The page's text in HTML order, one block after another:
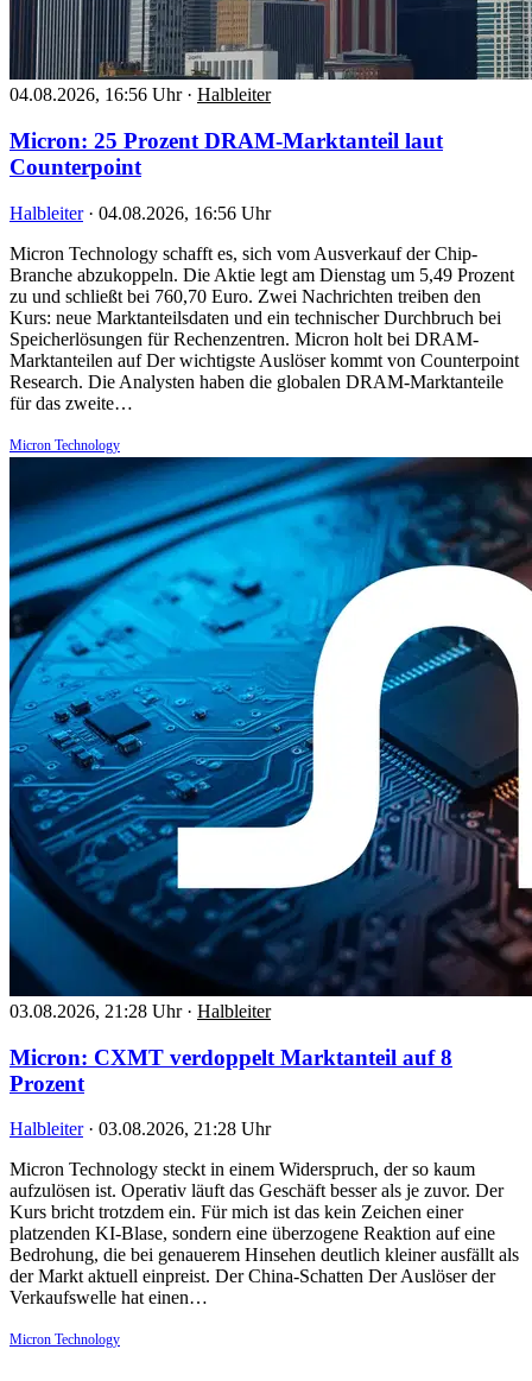
04.08.2026, 16:56 Uhr · Halbleiter
Micron: 25 Prozent DRAM-Marktanteil laut
Counterpoint
Halbleiter · 04.08.2026, 16:56 Uhr
Micron Technology schafft es, sich vom Ausverkauf der Chip-
Branche abzukoppeln. Die Aktie legt am Dienstag um 5,49 Prozent
zu und schließt bei 760,70 Euro. Zwei Nachrichten treiben den
Kurs: neue Marktanteilsdaten und ein technischer Durchbruch bei
Speicherlösungen für Rechenzentren. Micron holt bei DRAM-
Marktanteilen auf Der wichtigste Auslöser kommt von Counterpoint
Research. Die Analysten haben die globalen DRAM-Marktanteile
für das zweite…
Micron Technology
03.08.2026, 21:28 Uhr · Halbleiter
Micron: CXMT verdoppelt Marktanteil auf 8
Prozent
Halbleiter · 03.08.2026, 21:28 Uhr
Micron Technology steckt in einem Widerspruch, der so kaum
aufzulösen ist. Operativ läuft das Geschäft besser als je zuvor. Der
Kurs bricht trotzdem ein. Für mich ist das kein Zeichen einer
platzenden KI-Blase, sondern eine überzogene Reaktion auf eine
Bedrohung, die bei genauerem Hinsehen deutlich kleiner ausfällt als
der Markt aktuell einpreist. Der China-Schatten Der Auslöser der
Verkaufswelle hat einen…
Micron Technology